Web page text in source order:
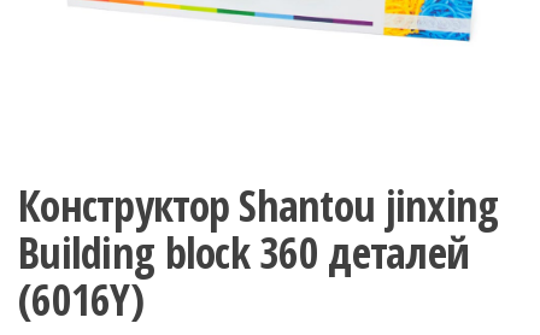
Конструктор Shantou jinxing
Building block 360 деталей
(6016Y)